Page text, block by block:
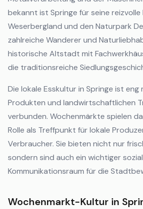
bekannt ist Springe für seine
Weserbergland und den Naturpark
zahlreiche Wanderer und
historische Altstadt mit
die traditionsreiche
Die lokale Esskultur in Springe ist eng
Produkten und landwirtschaftlichen
verbunden. Wochenmärkte spielen
Rolle als Treffpunkt für lokale
Verbraucher. Sie bieten nicht nur
sondern sind auch ein wichtiger
Kommunikationsraum für die
Wochenmarkt-Kultur in